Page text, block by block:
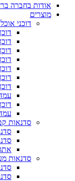
אודות בחברה
מוצרים
דוכני
סדנאות
סדנאות